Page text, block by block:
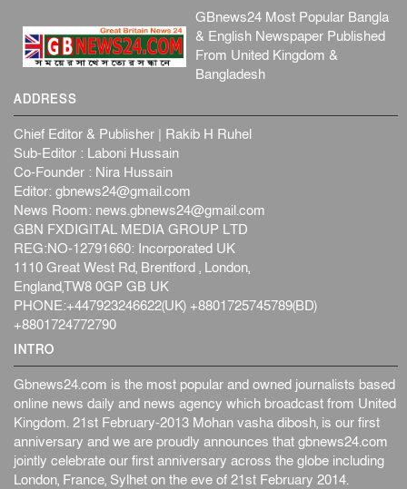
GBnews24 Most Popular Bangla
& English Newspaper Published
From United Kingdom &
Bangladesh
ADDRESS
Chief Editor & Publisher | Rakib H Ruhel
Sub-Editor : Laboni Hussain
Co-Founder : Nira Hussain
Editor: gbnews24@gmail.com
News Room: news.gbnews24@gmail.com
GBN FXDIGITAL MEDIA GROUP LTD
REG:NO-12791660: Incorporated UK
1110 Great West Rd, Brentford , London,
England,TW8 0GP GB UK
PHONE:+447923246622(UK) +8801725745789(BD)
+8801724772790
INTRO
Gbnews24.com is the most popular and owned journalists based
online news daily and news agency which broadcast from United
Kingdom. 21st February-2013 Mohan vasha dibosh, is our first
anniversary and we are proudly announces that gbnews24.com
jointly celebrate our first anniversary across the globe including
London, France, Sylhet on the eve of 21st February 2014.